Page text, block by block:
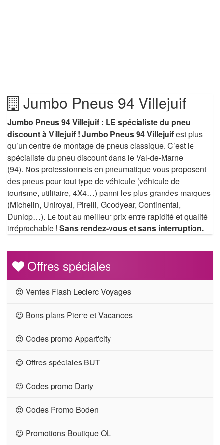
Jumbo Pneus 94 Villejuif
Jumbo Pneus 94 Villejuif : LE spécialiste du pneu
discount à Villejuif ! Jumbo Pneus 94 Villejuifest plus
qu’un centre de montage de pneus classique. C’est le
spécialiste du pneu discount dans le Val-de-Marne
(94). Nos professionnels en pneumatique vous proposent
des pneus pour tout type de véhicule (véhicule de
tourisme, utilitaire, 4X4…) parmi les plus grandes marques
(Michelin, Uniroyal, Pirelli, Goodyear, Continental,
Dunlop…). Le tout au meilleur prix entre rapidité et qualité
irréprochable ! Sans rendez-vous et sans interruption.
Offres spéciales
😍 Ventes Flash Leclerc Voyages
😍 Bons plans Pierre et Vacances
😍 Codes promo Appart'city
😍 Offres spéciales BUT
😍 Codes promo Darty
😍 Codes Promo Boden
😍 Promotions Boutique OL